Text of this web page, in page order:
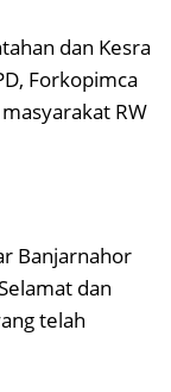
dan Kesra
Forkopimca
RW
Banjarnahor
dan
telah